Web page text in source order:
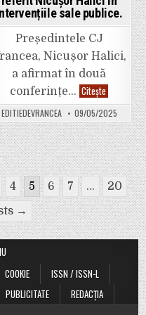
a
fost
interzis
astăzi
cu
balize
și
parapeți.
sale publice.
Președintele CJ
Nicușor Halici,
a afirmat în două
conferințe… Citește Exclusiv.
Am
primit
lista
cu
„drumurile
județene
la
care
s-
a
referit
Nicușor
Halici
în
EDITIEDEVRANCEA 09/05/2025
4 5 6 7 …
20
→
COOKIE
ISSN / ISSN-L
PUBLICITATE REDACȚIA